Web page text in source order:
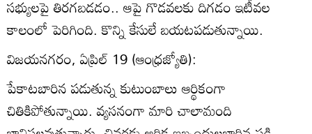
సభ్యులపై తిరగబడడం.. ఆపై గొడవలకు దిగడం ఇటీవల
కాలంలో పెరిగింది. కొన్ని కేసులే బయటపడుతున్నాయి.
విజయనగరం, ఏప్రిల్‌ 19 (ఆంధ్రజ్యోతి):
పేకాటబారిన పడుతున్న కుటుంబాలు ఆర్థికంగా
చితికిపోతున్నాయి. వ్యసనంగా మారి చాలామంది